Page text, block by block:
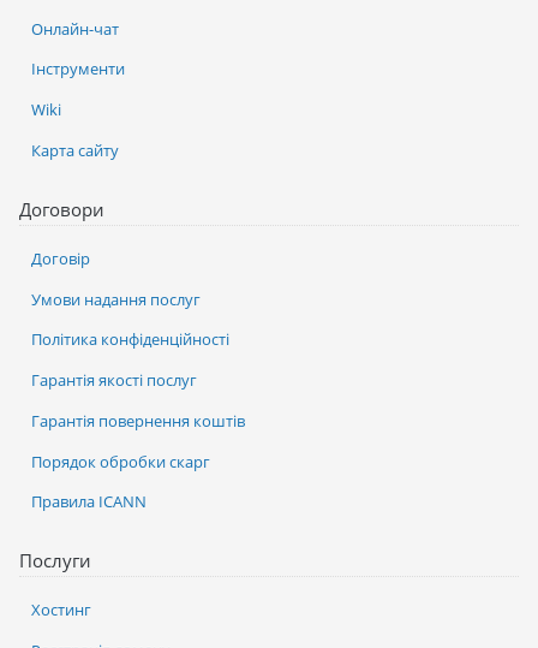
Послуги
Хостинг
Онлайн-чат
Інструменти
Wiki
Карта сайту
Договори
Договір
Умови надання послуг
Політика конфіденційності
Гарантія якості послуг
Гарантія повернення коштів
Порядок обробки скарг
Правила ICANN